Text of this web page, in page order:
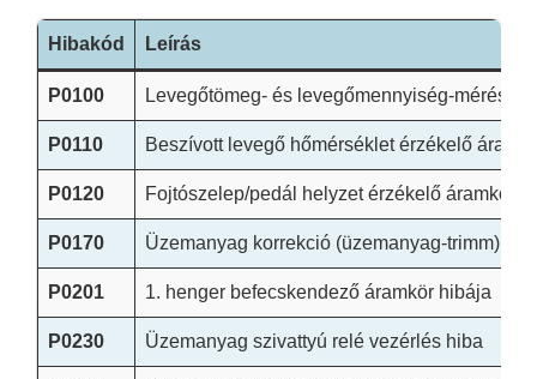
Hibakód Leírás
P0100 Levegőtömeg- és levegőmennyiség-mérés
P0110 Beszívott levegő hőmérséklet érzékelő
P0120 Fojtószelep/pedál helyzet érzékelő áramköri
P0170 Üzemanyag korrekció (üzemanyag-trimm)
P0201 1. henger befecskendező áramkör hibája
P0230 Üzemanyag szivattyú relé vezérlés hiba